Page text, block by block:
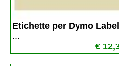
Etichette per Dymo
...
€